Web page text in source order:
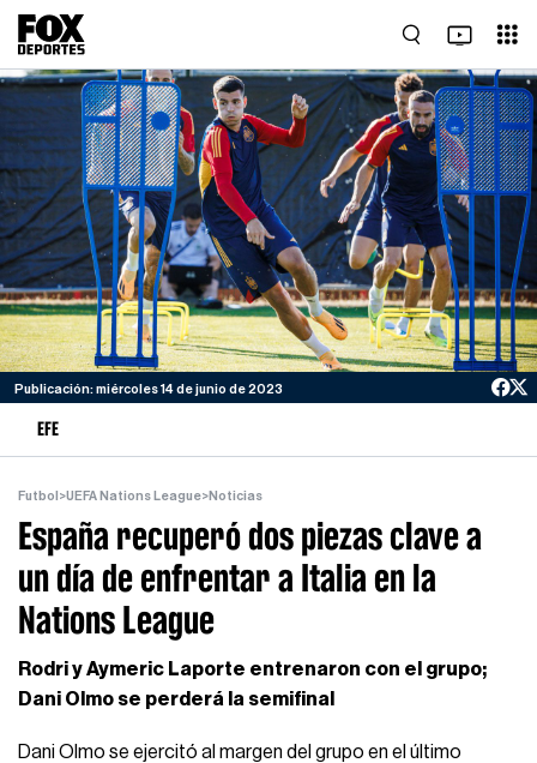
Publicación: miércoles 14 de junio de 2023
EFE
Futbol >UEFA Nations League>Noticias
España recuperó dos piezas clave a
un día de enfrentar a Italia en la
Nations League
Rodri y Aymeric Laporte entrenaron con el grupo;
Dani Olmo se perderá la semifinal
Dani Olmo se ejercitó al margen del grupo en el último